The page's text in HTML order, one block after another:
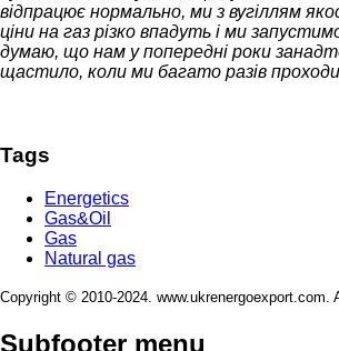
відпрацює нормально, ми з вугіллям
ціни на газ різко впадуть і ми
думаю, що нам у попередні роки
щастило, коли ми багато разів
Tags
Energetics
Gas&Oil
Gas
Natural gas
Copyright © 2010-2024. www.ukrenergoexport.com.
Subfooter menu